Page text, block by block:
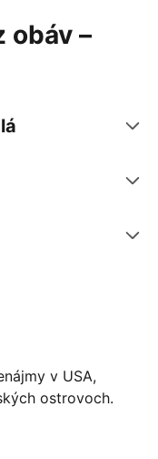
obáv –
v USA,
ostrovoch.